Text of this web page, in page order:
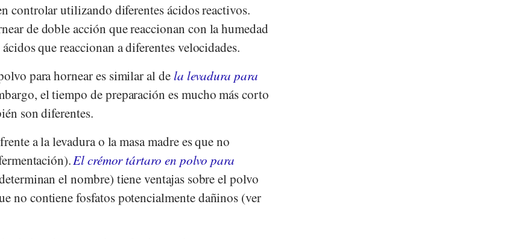
controlar utilizando diferentes ácidos reactivos.
de doble acción que reaccionan con la humedad
que reaccionan a diferentes velocidades.
para hornear es similar al de la levadura para
el tiempo de preparación es mucho más corto
son diferentes.
a la levadura o la masa madre es que no
El crémor tártaro en polvo para
el nombre) tiene ventajas sobre el polvo
no contiene fosfatos potencialmente dañinos (ver